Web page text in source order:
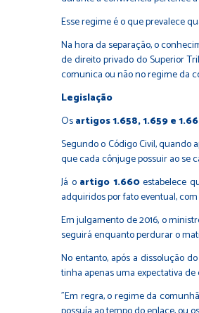
Esse regime é o que prevalece
Na hora da separação, o
de direito privado do Superior
comunica ou não no regime da
Legis​​lação
Osartigos 1.658, 1.659 e
Segundo o Código Civil, quando
que cada cônjuge possuir ao se
Já o artigo 1.660estabelece
adquiridos por fato eventual,
Em julgamento de 2016, o
seguirá enquanto perdurar o
No entanto, após a dissolução
tinha apenas uma expectativa
"Em regra, o regime da